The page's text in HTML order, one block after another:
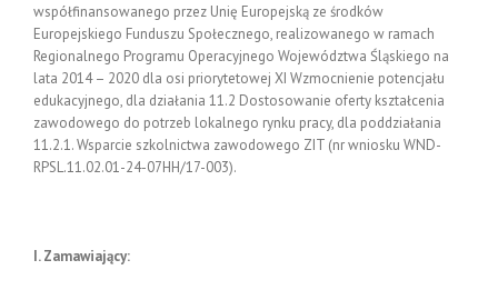
współfinansowanego przez Unię Europejską ze środków
Europejskiego Funduszu Społecznego, realizowanego w ramach
Regionalnego Programu Operacyjnego Województwa Śląskiego na
lata 2014 – 2020 dla osi priorytetowej XI Wzmocnienie potencjału
edukacyjnego, dla działania 11.2 Dostosowanie oferty kształcenia
zawodowego do potrzeb lokalnego rynku pracy, dla poddziałania
11.2.1. Wsparcie szkolnictwa zawodowego ZIT (nr wniosku WND-
RPSL.11.02.01-24-07HH/17-003).
I. Zamawiający: